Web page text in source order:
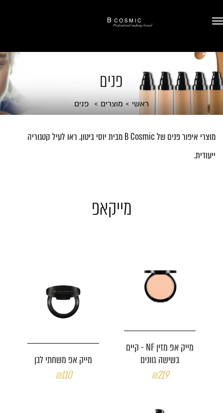
פנים
ראשי מוצרים פנים
מוצרי איפור פנים של B Cosmic מבית יוסי ביטון. ראו לעיל קטגוריה
ייעודית.
מייקאפ
מייק אפ מזין NF - קיים
בשישה גוונים
₪219
מייק אפ משחתי לבן
₪110